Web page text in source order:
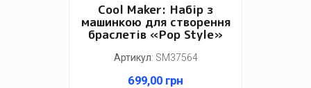
Cool Maker: Набір з
машинкою для створення
браслетів «Pop Style»
Артикул: SM37564
699,00 грн